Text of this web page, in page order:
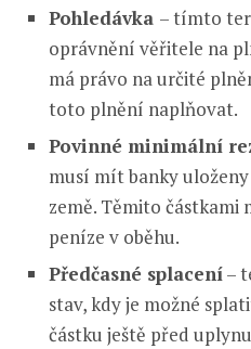
Pohledávka – tímto
oprávnění věřitele na
má právo na určité
toto plnění naplňovat.
Povinné minimální
musí mít banky
země. Těmito částkami
peníze v oběhu.
Předčasné splacení–
stav, kdy je možné
částku ještě před